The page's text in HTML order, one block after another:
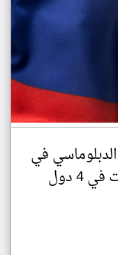
في
إفريقيا بافتتاح ممثليات في 4 دول